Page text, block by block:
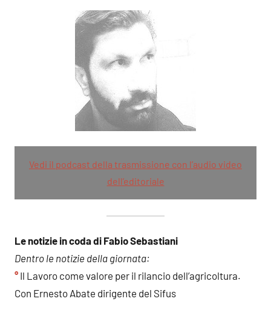
Vedi il podcast della trasmissione con l’audio video
dell’editoriale
Le notizie in coda di Fabio Sebastiani
Dentro le notizie della giornata:
° Il Lavoro come valore per il rilancio dell’agricoltura.
Con Ernesto Abate dirigente del Sifus